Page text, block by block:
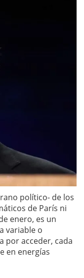
político- de los
de París ni
enero, es un
variable o
por acceder, cada
en energías